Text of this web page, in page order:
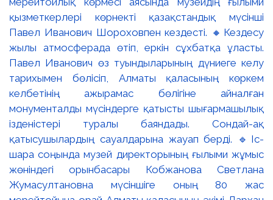
қызметкерлері көрнекті қазақстандық мүсінші
Павел Иванович Шороховпен кездесті. 🔸Кездесу
жылы атмосферада өтіп, еркін сұхбатқа ұласты.
Павел Иванович өз туындыларының дүниеге келу
тарихымен бөлісіп, Алматы қаласының көркем
келбетінің ажырамас бөлігіне айналған
монументалды мүсіндерге қатысты шығармашылық
ізденістері туралы баяндады. Сондай-ақ
қатысушылардың сауалдарына жауап берді. 🔹Іс-
шара соңында музей директорының ғылыми жұмыс
жөніндегі орынбасары Кобжанова Светлана
Жумасултановна мүсіншіге оның 80 жас